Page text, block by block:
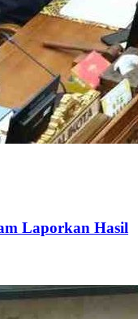
Laporkan Hasil